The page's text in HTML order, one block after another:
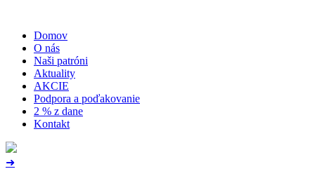
Domov
O nás
Naši patróni
Aktuality
AKCIE
Podpora a poďakovanie
2 % z dane
Kontakt
➜